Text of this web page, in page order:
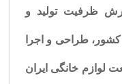
ظرفیت تولید و
طراحی و اجرا
لوازم خانگی ایران